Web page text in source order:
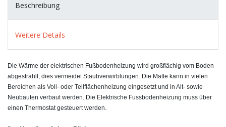
Beschreibung
Weitere Details
Die Wärme der elektrischen Fußbodenheizung wird großflächig vom Boden
abgestrahlt, dies vermeidet Staubverwirblungen. Die Matte kann in vielen
Bereichen als Voll- oder Teilflächenheizung eingesetzt und in Alt- sowie
Neubauten verbaut werden. Die Elektrische Fussbodenheizung muss über
einen Thermostat gesteuert werden.